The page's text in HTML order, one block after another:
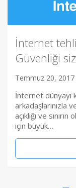
İnternet
Güvenliği
Temmuz 20, 2017
İnternet dünyayı
arkadaşlarınızla
açıklığı ve
için büyük…